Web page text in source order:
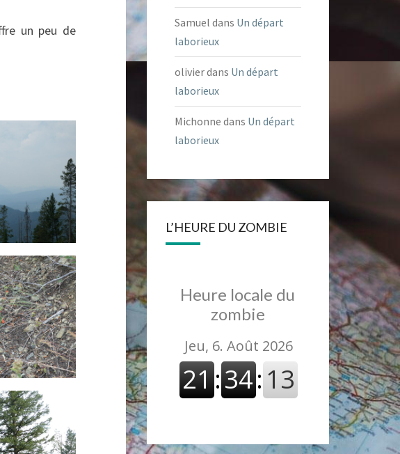
un peu de
Samuel dans Un départ
laborieux
olivierdans Un départ
laborieux
Michonne dans Un départ
laborieux
L’HEURE DU ZOMBIE
Heure locale du
zombie